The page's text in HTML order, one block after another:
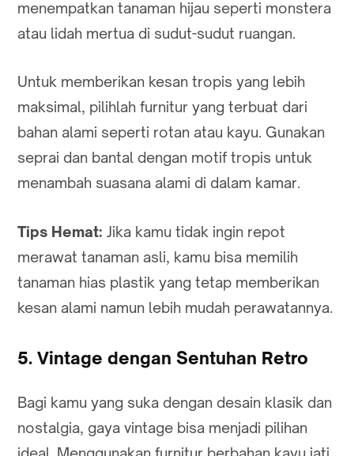
menempatkan tanaman hijau seperti monstera
atau lidah mertua di sudut-sudut ruangan.
Untuk memberikan kesan tropis yang lebih
maksimal, pilihlah furnitur yang terbuat dari
bahan alami seperti rotan atau kayu. Gunakan
seprai dan bantal dengan motif tropis untuk
menambah suasana alami di dalam kamar.
Tips Hemat: Jika kamu tidak ingin repot
merawat tanaman asli, kamu bisa memilih
tanaman hias plastik yang tetap memberikan
kesan alami namun lebih mudah perawatannya.
5. Vintage dengan Sentuhan Retro
Bagi kamu yang suka dengan desain klasik dan
nostalgia, gaya vintage bisa menjadi pilihan